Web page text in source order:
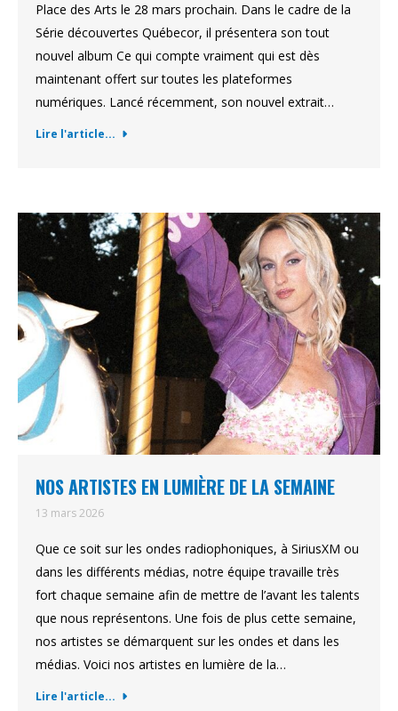
Place des Arts le 28 mars prochain. Dans le cadre de la
Série découvertes Québecor, il présentera son tout
nouvel album Ce qui compte vraiment qui est dès
maintenant offert sur toutes les plateformes
numériques. Lancé récemment, son nouvel extrait…
Lire l'article...
NOS ARTISTES EN LUMIÈRE DE LA SEMAINE
13 mars 2026
Que ce soit sur les ondes radiophoniques, à SiriusXM ou
dans les différents médias, notre équipe travaille très
fort chaque semaine afin de mettre de l’avant les talents
que nous représentons. Une fois de plus cette semaine,
nos artistes se démarquent sur les ondes et dans les
médias. Voici nos artistes en lumière de la…
Lire l'article...